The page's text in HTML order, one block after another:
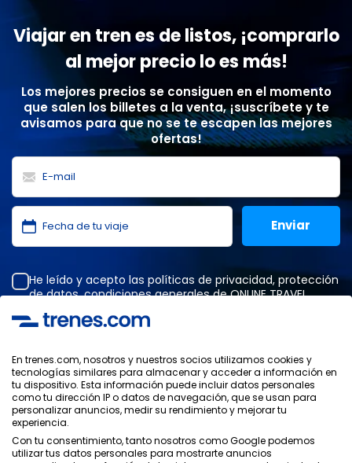
Viajar en tren es de listos, ¡comprarlo
al mejor precio lo es más!
Los mejores precios se consiguen en el momento
que salen los billetes a la venta, ¡suscríbete y te
avisamos para que no se te escapen las mejores
ofertas!
He leído y acepto las políticas de privacidad, protección
de datos,condiciones generalesde ONLINE TRAVEL
Política de Privacidad
Condiciones Generales
Política de Cookies
Aviso Legal
En trenes.com, nosotros y nuestros socios utilizamos cookies y
tecnologías similares para almacenar y acceder a información en
tu dispositivo. Esta información puede incluir datos personales
como tu dirección IP o datos de navegación, que se usan para
personalizar anuncios, medir su rendimiento y mejorar tu
experiencia.
Con tu consentimiento, tanto nosotros como Google podemos
utilizar tus datos personales para mostrarte anuncios